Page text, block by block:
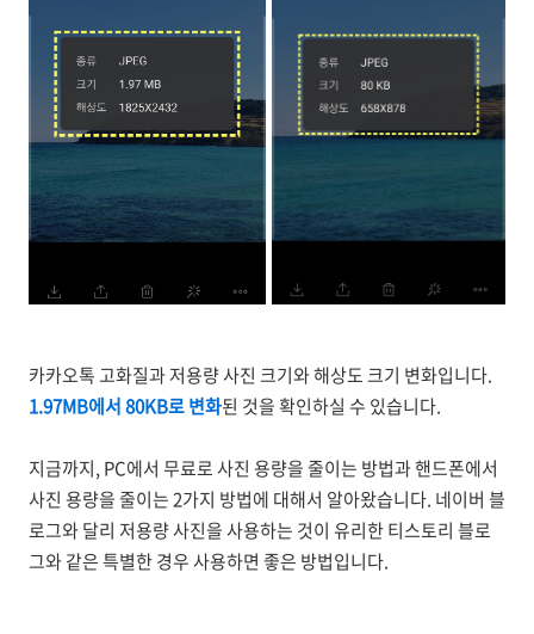
카카오톡 고화질과 저용량 사진 크기와 해상도 크기 변화입니다.
1.97MB에서 80KB로 변화된 것을 확인하실 수 있습니다.
지금까지, PC에서 무료로 사진 용량을 줄이는 방법과 핸드폰에서
사진 용량을 줄이는 2가지 방법에 대해서 알아왔습니다. 네이버 블
로그와 달리 저용량 사진을 사용하는 것이 유리한 티스토리 블로
그와 같은 특별한 경우 사용하면 좋은 방법입니다.